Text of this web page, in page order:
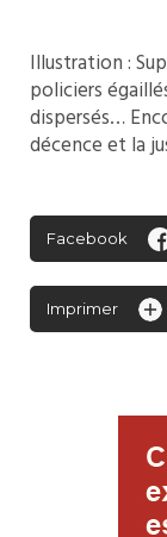
Illustration :
policiers
dispersés…
décence et la
Facebook
Imprimer